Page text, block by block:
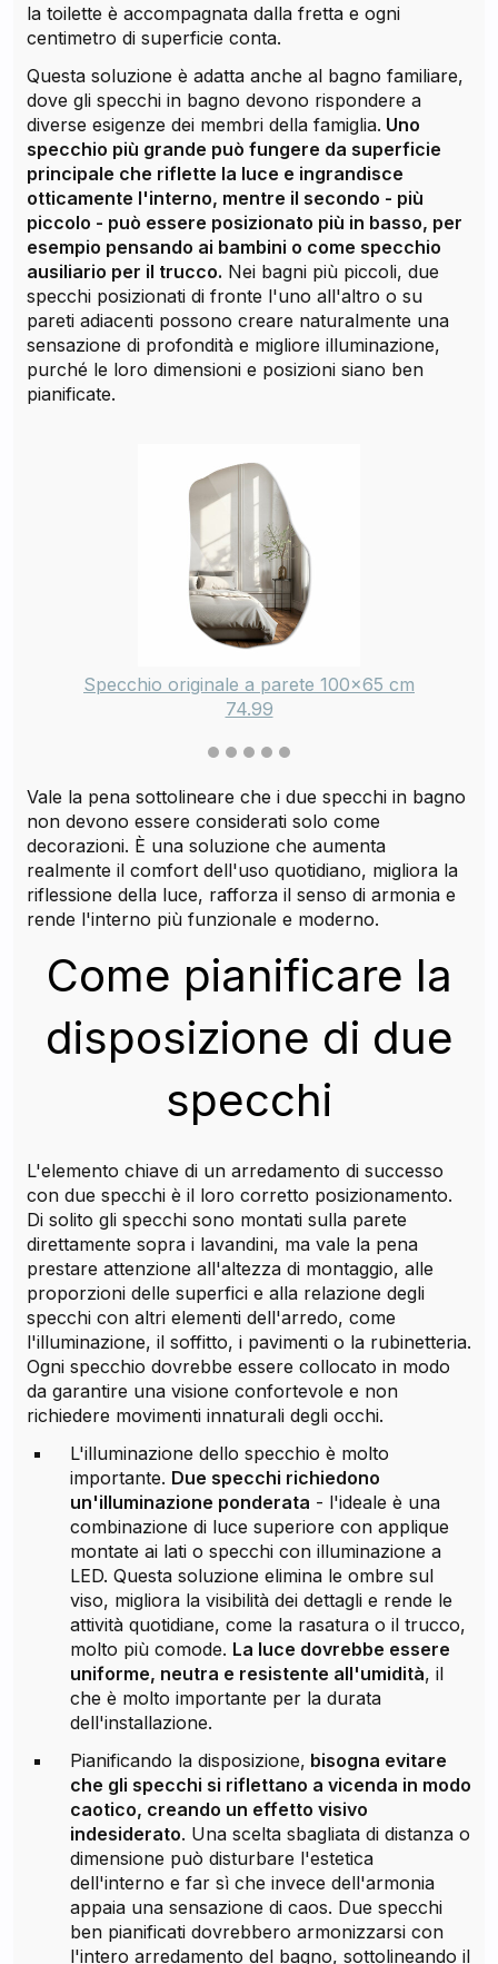
la toilette è accompagnata dalla fretta e ogni
centimetro di superficie conta.
Questa soluzione è adatta anche al bagno familiare,
dove gli specchi in bagno devono rispondere a
diverse esigenze dei membri della famiglia. Uno
specchio più grande può fungere da superficie
principale che riflette la luce e ingrandisce
otticamente l'interno, mentre il secondo - più
piccolo - può essere posizionato più in basso, per
esempio pensando ai bambini o come specchio
ausiliario per il trucco. Nei bagni più piccoli, due
specchi posizionati di fronte l'uno all'altro o su
pareti adiacenti possono creare naturalmente una
sensazione di profondità e migliore illuminazione,
purché le loro dimensioni e posizioni siano ben
pianificate.
Specchio originale a parete 100x65 cm
74.99
Vale la pena sottolineare che i due specchi in bagno
non devono essere considerati solo come
decorazioni. È una soluzione che aumenta
realmente il comfort dell'uso quotidiano, migliora la
riflessione della luce, rafforza il senso di armonia e
rende l'interno più funzionale e moderno.
Come pianificare la
disposizione di due
specchi
L'elemento chiave di un arredamento di successo
con due specchi è il loro corretto posizionamento.
Di solito gli specchi sono montati sulla parete
direttamente sopra i lavandini, ma vale la pena
prestare attenzione all'altezza di montaggio, alle
proporzioni delle superfici e alla relazione degli
specchi con altri elementi dell'arredo, come
l'illuminazione, il soffitto, i pavimenti o la rubinetteria.
Ogni specchio dovrebbe essere collocato in modo
da garantire una visione confortevole e non
richiedere movimenti innaturali degli occhi.
L'illuminazione dello specchio è molto
importante. Due specchi richiedono
un'illuminazione ponderata - l'ideale è una
combinazione di luce superiore con applique
montate ai lati o specchi con illuminazione a
LED. Questa soluzione elimina le ombre sul
viso, migliora la visibilità dei dettagli e rende le
attività quotidiane, come la rasatura o il trucco,
molto più comode. La luce dovrebbe essere
uniforme, neutra e resistente all'umidità, il
che è molto importante per la durata
dell'installazione.
Pianificando la disposizione, bisogna evitare
che gli specchi si riflettano a vicenda in modo
caotico, creando un effetto visivo
indesiderato. Una scelta sbagliata di distanza o
dimensione può disturbare l'estetica
dell'interno e far sì che invece dell'armonia
appaia una sensazione di caos. Due specchi
ben pianificati dovrebbero armonizzarsi con
l'intero arredamento del bagno, sottolineando il